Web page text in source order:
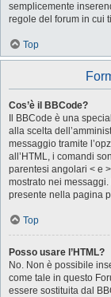
semplicemente
regole del forum in cui
Top
Cos’è il BBCode?
Il BBCode è una
alla scelta
messaggio tramite
all’HTML, i comandi
parentesi angolari < e
mostrato nei
presente nella pagina
Top
Posso usare l’HTML?
No. Non è possibile
come tale in questo
essere sostituita dal